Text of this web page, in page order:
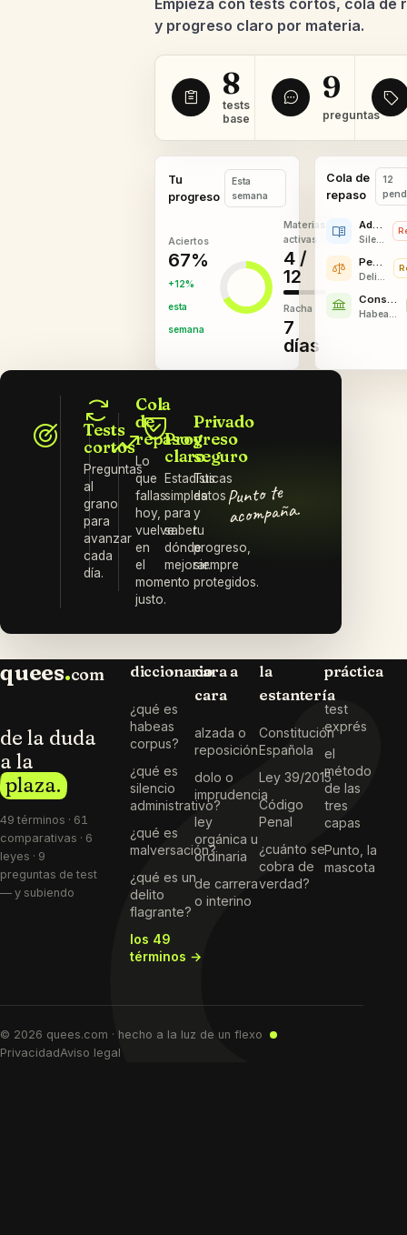
y progreso claro por materia.
8
tests
base
9
preguntas
Tu
progreso
Esta
semana
Aciertos
67%
+12%
esta
semana
Materias
activas
4 /
12
Racha
7
días
Cola de
repaso
12
Administrativo
Penal
Constitucional
Tests
cortos
Preguntas
al
grano
para
avanzar
cada
día.
Cola
de
repaso
Lo
que
fallas
hoy,
vuelve
en
el
momento
justo.
Progreso
claro
Estadísticas
simples
para
saber
dónde
mejorar.
Privado
y
seguro
Tus
datos
y
tu
progreso,
siempre
protegidos.
Punto te
acompaña.
quees.com
de la duda
a la
plaza.
49 términos · 61
comparativas · 6
leyes · 9
preguntas de test
— y subiendo
diccionario
¿qué es
habeas
corpus?
¿qué es
silencio
administrativo?
¿qué es
malversación?
¿qué es un
delito
flagrante?
los 49
términos →
cara a
cara
alzada o
reposición
dolo o
imprudencia
ley
orgánica u
ordinaria
de carrera
o interino
la
estantería
Constitución
Española
Ley 39/2015
Código
Penal
¿cuánto se
cobra de
verdad?
práctica
test
exprés
el
método
de las
tres
capas
Punto, la
mascota
© 2026 quees.com · hecho a la luz de un flexo
PrivacidadAviso legal